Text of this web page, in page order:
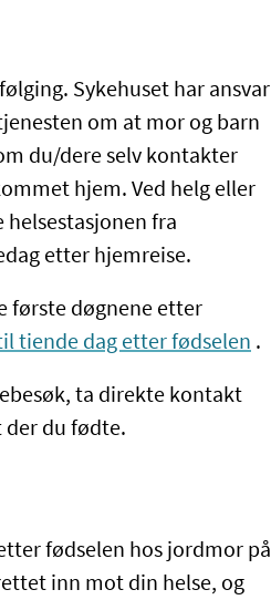
Sykehuset har ansvar
om at mor og barn
du/dere selv kontakter
hjem. Ved helg eller
helsestasjonen fra
etter hjemreise.
første døgnene etter
tiende dag etter fødselen .
ta direkte kontakt
der du fødte.
fødselen hos jordmor på
inn mot din helse, og